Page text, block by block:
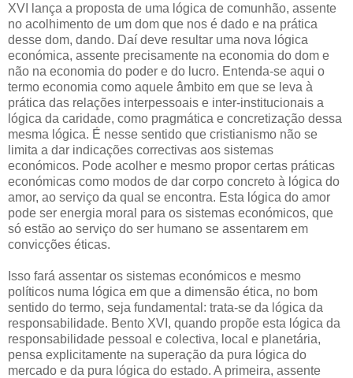
XVI lança a proposta de uma lógica de comunhão, assente
no acolhimento de um dom que nos é dado e na prática
desse dom, dando. Daí deve resultar uma nova lógica
económica, assente precisamente na economia do dom e
não na economia do poder e do lucro. Entenda-se aqui o
termo economia como aquele âmbito em que se leva à
prática das relações interpessoais e inter-institucionais a
lógica da caridade, como pragmática e concretização dessa
mesma lógica. É nesse sentido que cristianismo não se
limita a dar indicações correctivas aos sistemas
económicos. Pode acolher e mesmo propor certas práticas
económicas como modos de dar corpo concreto à lógica do
amor, ao serviço da qual se encontra. Esta lógica do amor
pode ser energia moral para os sistemas económicos, que
só estão ao serviço do ser humano se assentarem em
convicções éticas.
Isso fará assentar os sistemas económicos e mesmo
políticos numa lógica em que a dimensão ética, no bom
sentido do termo, seja fundamental: trata-se da lógica da
responsabilidade. Bento XVI, quando propõe esta lógica da
responsabilidade pessoal e colectiva, local e planetária,
pensa explicitamente na superação da pura lógica do
mercado e da pura lógica do estado. A primeira, assente